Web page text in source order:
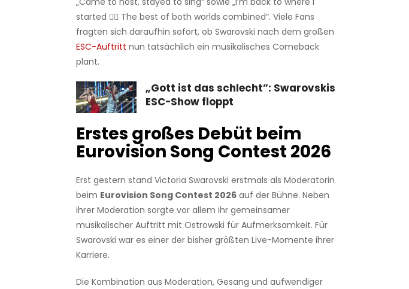
started ✌🏼 The best of both worlds combined“. Viele Fans
fragten sich daraufhin sofort, ob Swarovski nach dem großen
ESC-Auftritt nun tatsächlich ein musikalisches Comeback
plant.
„Gott ist das schlecht”: Swarovskis
ESC-Show floppt
Erstes großes Debüt beim
Eurovision Song Contest 2026
Erst gestern stand Victoria Swarovski erstmals als Moderatorin
beim Eurovision Song Contest 2026auf der Bühne. Neben
ihrer Moderation sorgte vor allem ihr gemeinsamer
musikalischer Auftritt mit Ostrowski für Aufmerksamkeit. Für
Swarovski war es einer der bisher größten Live-Momente ihrer
Karriere.
Die Kombination aus Moderation, Gesang und aufwendiger